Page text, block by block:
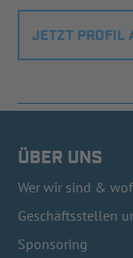
JETZT PROFIL
ÜBER UNS
Wer wir sind &
Geschäftsstellen
Sponsoring